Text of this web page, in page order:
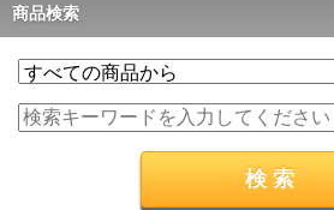
商品検索